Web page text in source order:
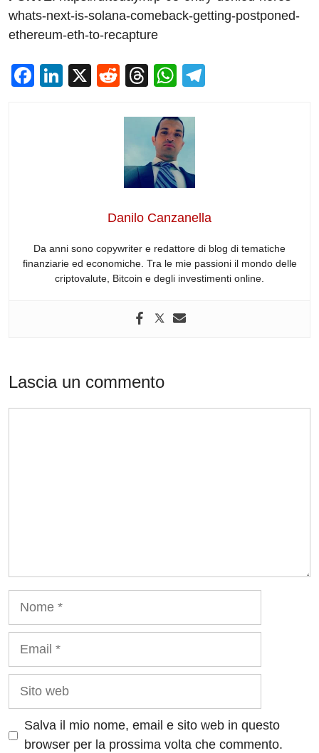
whats-next-is-solana-comeback-getting-postponed-
ethereum-eth-to-recapture
F
Li
X
R
d
di
t
T
e
a
d
s
W
at
s
A
p
p
Danilo Canzanella
Da anni sono copywriter e redattore di blog di tematiche
finanziarie ed economiche. Tra le mie passioni il mondo delle
criptovalute, Bitcoin e degli investimenti online.
Lascia un commento
Sito
Salva il mio nome, email e sito web in questo
browser per la prossima volta che commento.